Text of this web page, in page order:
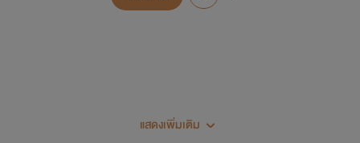
แสดงเพิ่มเติม